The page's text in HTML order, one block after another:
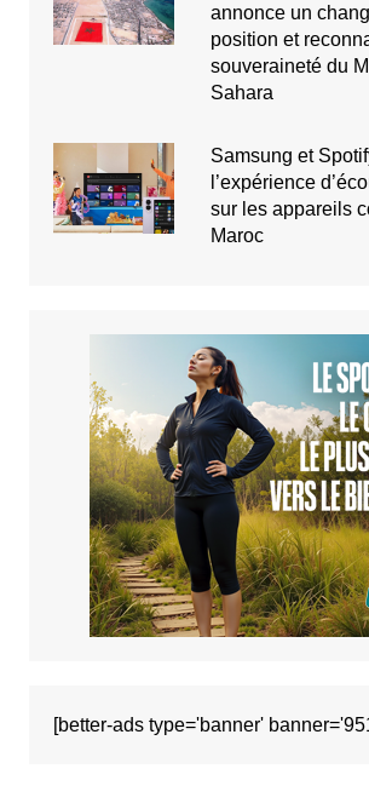
annonce un
position et
souveraineté du
Sahara
Samsung et
l’expérience
sur les appareils
Maroc
[better-ads type='banner'